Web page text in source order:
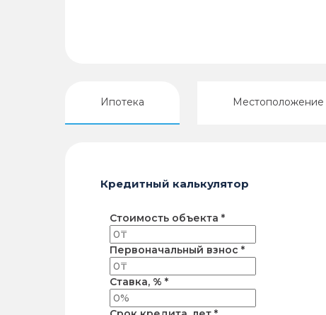
Ипотека Местоположение
Кредитный калькулятор
Стоимость объекта *
Первоначальный взнос *
Ставка, % *